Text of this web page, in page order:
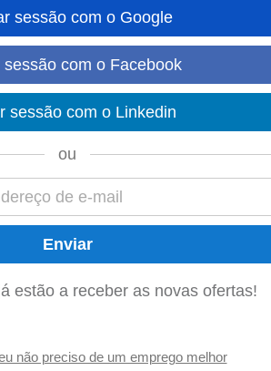
pontual até 14-08-2026): Indiferenciado (M/F)
Requisitos...
outras tarefas de Logística e SPV, de acordo
áreas de Hardware...
de
•
sessão com o Google
sessão com o Facebook
sessão com o Linkedin
ou
estão a receber as novas ofertas!